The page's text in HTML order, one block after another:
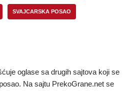
SVAJCARSKA POSAO
oglase sa drugih sajtova koji se
Na sajtu PrekoGrane.net se